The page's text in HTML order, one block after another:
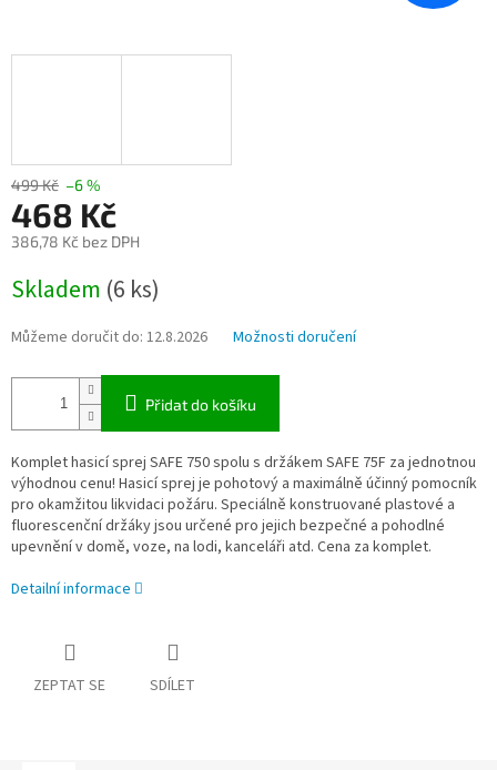
499 Kč –6 %
468 Kč
386,78 Kč bez DPH
cena:
Skladem (6 ks)
Můžeme doručit do: 12.8.2026 Možnosti doručení
Přidat do košíku
Komplet hasicí sprej SAFE 750 spolu s držákem SAFE 75F za jednotnou
výhodnou cenu! Hasicí sprej je pohotový a maximálně účinný pomocník
pro okamžitou likvidaci požáru. Speciálně konstruované plastové a
fluorescenční držáky jsou určené pro jejich bezpečné a pohodlné
upevnění v domě, voze, na lodi, kanceláři atd. Cena za komplet.
Detailní informace
ZEPTAT SE SDÍLET